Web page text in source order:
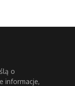
o
informacje,